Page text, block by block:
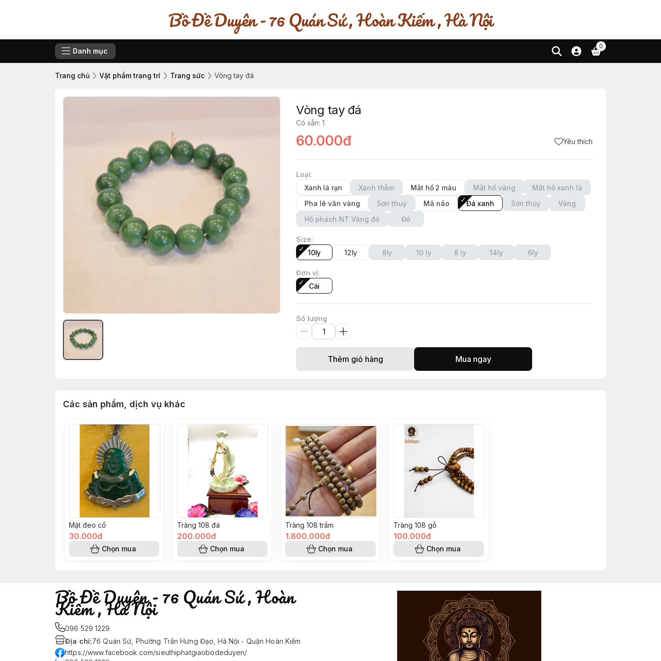
Bồ Đề Duyên - 76 Quán Sứ , Hoàn Kiếm , Hà Nội
Danh mục
0
Trang chủ Vật phẩm trang trí Trang sức Vòng tay đá
Vòng tay đá
Có sẵn: 1
60.000đ Yêu thích
Loại:
Xanh lá rạn
Xanh thẫm Mắt hổ 2 màu Mắt hổ vàng
Mắt hổ xanh lá
Pha lê vân vàng
Sơn thuỷ Mã não Đá xanh Sơn thủy
Vàng
Hổ phách NT Vàng đỏ
Đỏ
Size:
10ly
12ly 8ly 10 ly 8 ly 14ly 6ly
Đơn vị:
Cái
Số lượng
Thêm giỏ hàng Mua ngay
Các sản phẩm, dịch vụ khác
Mặt đeo cổ
30.000đ
Chọn mua
Tràng 108 đá
200.000đ
Chọn mua
Tràng 108 trầm
1.800.000đ
Chọn mua
Tràng 108 gỗ
100.000đ
Chọn mua
Bồ Đề Duyên - 76 Quán Sứ , Hoàn
Kiếm , Hà Nội
096 529 1229
Địa chỉ:76 Quán Sứ, Phường Trần Hưng Đạo, Hà Nội - Quận Hoàn Kiếm
https://www.facebook.com/sieuthiphatgiaobodeduyen/